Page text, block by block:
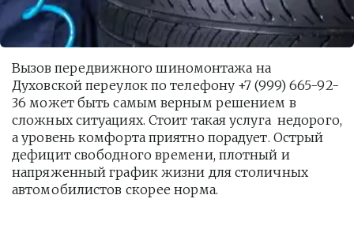
Вызов передвижного шиномонтажа на
Духовской переулок по телефону +7 (999) 665-92-
36 может быть самым верным решением в
сложных ситуациях. Стоит такая услуга  недорого,
а уровень комфорта приятно порадует. Острый
дефицит свободного времени, плотный и
напряженный график жизни для столичных
автомобилистов скорее норма.